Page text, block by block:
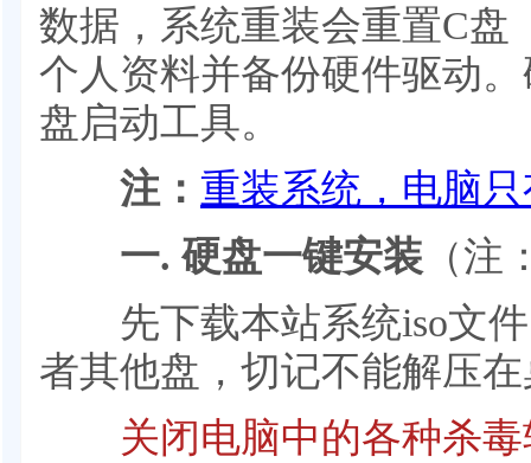
数据，系统重装会重置C盘
个人资料并备份硬件驱动
盘启动工具。
注： 重装系统，电脑
一. 硬盘一键安装 （注
先下载本站系统iso文件
者其他盘，切记不能解压
关闭电脑中的各种杀